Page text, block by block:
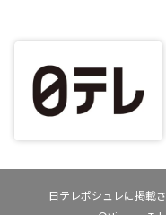
日テレポシュレに掲載